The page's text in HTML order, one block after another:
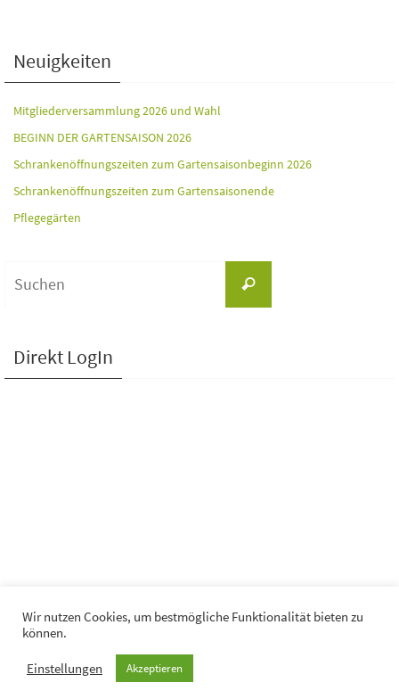
Neuigkeiten
Mitgliederversammlung 2026 und Wahl
BEGINN DER GARTENSAISON 2026
Schrankenöffnungszeiten zum Gartensaisonbeginn 2026
Schrankenöffnungszeiten zum Gartensaisonende
Pflegegärten
Suchen
Direkt LogIn
© KGA "Hinter dem Mühlenteich" Wismar e. V.
Wir nutzen Cookies, um bestmögliche Funktionalität bieten zu
können.
Einstellungen Akzeptieren